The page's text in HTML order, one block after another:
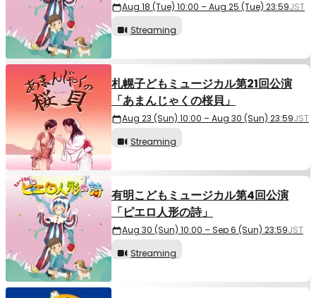
Aug 18 (Tue) 10:00 – Aug 25 (Tue) 23:59JST
Streaming
札幌子どもミュージカル第21回公演
「あまんじゃくの桜貝」
Aug 23 (Sun) 10:00 – Aug 30 (Sun) 23:59JST
Streaming
有明こどもミュージカル第4回公演
「ピエロ人形の詩」
Aug 30 (Sun) 10:00 – Sep 6 (Sun) 23:59JST
Streaming